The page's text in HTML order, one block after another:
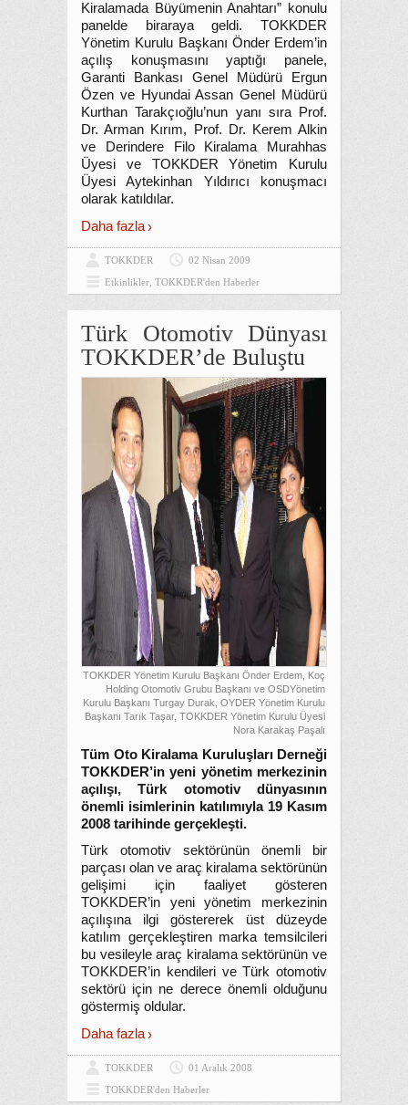
Kiralamada Büyümenin Anahtarı” konulu
panelde biraraya geldi. TOKKDER
Yönetim Kurulu Başkanı Önder Erdem’in
açılış konuşmasını yaptığı panele,
Garanti Bankası Genel Müdürü Ergun
Özen ve Hyundai Assan Genel Müdürü
Kurthan Tarakçıoğlu’nun yanı sıra Prof.
Dr. Arman Kırım, Prof. Dr. Kerem Alkin
ve Derindere Filo Kiralama Murahhas
Üyesi ve TOKKDER Yönetim Kurulu
Üyesi Aytekinhan Yıldırıcı konuşmacı
olarak katıldılar.
Daha fazla
TOKKDER
02 Nisan 2009
Etkinlikler TOKKDER'den Haberler
Türk Otomotiv Dünyası
TOKKDER’de Buluştu
TOKKDER Yönetim Kurulu Başkanı Önder Erdem, Koç
Holding Otomotiv Grubu Başkanı ve OSDYönetim
Kurulu Başkanı Turgay Durak, OYDER Yönetim Kurulu
Başkanı Tarık Taşar, TOKKDER Yönetim Kurulu Üyesi
Nora Karakaş Paşalı
Tüm Oto Kiralama Kuruluşları Derneği
TOKKDER’in yeni yönetim merkezinin
açılışı, Türk otomotiv dünyasının
önemli isimlerinin katılımıyla 19 Kasım
2008 tarihinde gerçekleşti.
Türk otomotiv sektörünün önemli bir
parçası olan ve araç kiralama sektörünün
gelişimi için faaliyet gösteren
TOKKDER’in yeni yönetim merkezinin
açılışına ilgi göstererek üst düzeyde
katılım gerçekleştiren marka temsilcileri
bu vesileyle araç kiralama sektörünün ve
TOKKDER’in kendileri ve Türk otomotiv
sektörü için ne derece önemli olduğunu
göstermiş oldular.
Daha fazla
TOKKDER
01 Aralık 2008
TOKKDER'den Haberler